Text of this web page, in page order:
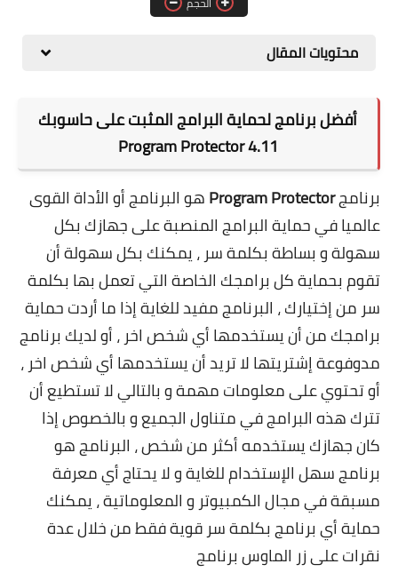
برامج إدارة الملفات
محتويات المقال
أفضل برنامج لحماية البرامج المثبت على حاسوبك
Program Protector 4.11
برنامجProgram Protectorهو البرنامج أو الأداة القوى
عالميا في حماية البرامج المنصبة على جهازك بكل
سهولة و بساطة بكلمة سر ، يمكنك بكل سهولة أن
تقوم بحماية كل برامجك الخاصة التي تعمل بها بكلمة
سر من إختيارك ، البرنامج مفيد للغاية إذا ما أردت حماية
برامجك من أن يستخدمها أي شخص اخر ، أو لديك برنامج
مدوفوعة إشتريتها لا تريد أن يستخدمها أي شخص اخر ،
أو تحتوي على معلومات مهمة و بالتالي لا تستطيع أن
تترك هذه البرامج في متناول الجميع و بالخصوص إذا
كان جهازك يستخدمه أكثر من شخص ، البرنامج هو
برنامج سهل الإستخدام للغاية و لا يحتاج أي معرفة
مسبقة في مجال الكمبيوتر و المعلوماتية ، يمكنك
حماية أي برنامج بكلمة سر قوية فقط من خلال عدة
نقرات على زر الماوس برنامج